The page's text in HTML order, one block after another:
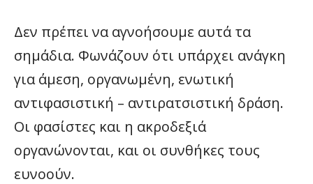
Δεν πρέπει να αγνοήσουμε αυτά τα
σημάδια. Φωνάζουν ότι υπάρχει ανάγκη
για άμεση, οργανωμένη, ενωτική
αντιφασιστική – αντιρατσιστική δράση.
Οι φασίστες και η ακροδεξιά
οργανώνονται, και οι συνθήκες τους
ευνοούν.